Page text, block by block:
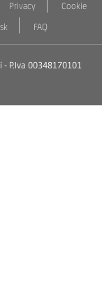
Privacy
Cookie
FAQ
P.Iva 00348170101